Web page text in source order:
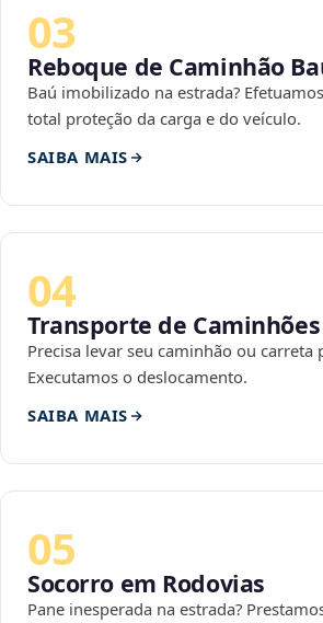
03
Reboque de Caminhão
Baú imobilizado na estrada?
total proteção da carga e do veículo.
SAIBA MAIS
04
Transporte de
Precisa levar seu caminhão ou carreta
Executamos o deslocamento.
SAIBA MAIS
05
Socorro em Rodovias
Pane inesperada na estrada?